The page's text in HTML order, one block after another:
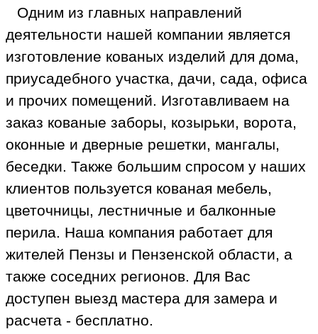
Одним из главных направлений
деятельности нашей компании является
изготовление кованых изделий для дома,
приусадебного участка, дачи, сада, офиса
и прочих помещений. Изготавливаем на
заказ кованые заборы, козырьки, ворота,
оконные и дверные решетки, мангалы,
беседки. Также большим спросом у наших
клиентов пользуется кованая мебель,
цветочницы, лестничные и балконные
перила. Наша компания работает для
жителей Пензы и Пензенской области, а
также соседних регионов. Для Вас
доступен выезд мастера для замера и
расчета - бесплатно.